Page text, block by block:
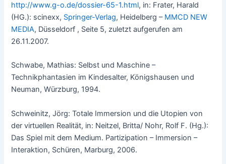
http://www.g-o.de/dossier-65-1.html, in: Frater, Harald
(HG.): scinexx, Springer-Verlag, Heidelberg – MMCD NEW
MEDIA, Düsseldorf , Seite 5, zuletzt aufgerufen am
26.11.2007.
Schwabe, Mathias: Selbst und Maschine –
Technikphantasien im Kindesalter, Königshausen und
Neuman, Würzburg, 1994.
Schweinitz, Jörg: Totale Immersion und die Utopien von
der virtuellen Realität, in: Neitzel, Britta/ Nohr, Rolf F. (Hg.):
Das Spiel mit dem Medium. Partizipation – Immersion –
Interaktion, Schüren, Marburg, 2006.